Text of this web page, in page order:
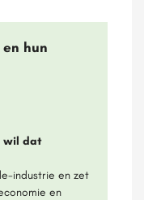
hun
wil dat
industrie en zet
en